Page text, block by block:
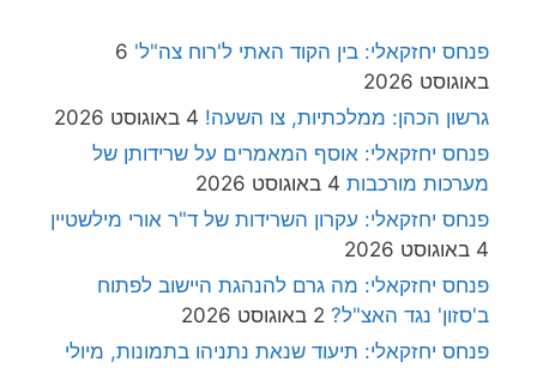
פנחס יחזקאלי: בין הקוד האתי ל'רוח צה"ל' 6
באוגוסט 2026
גרשון הכהן: ממלכתיות, צו השעה! 4 באוגוסט 2026
פנחס יחזקאלי: אוסף המאמרים על שרידותן של
מערכות מורכבות 4 באוגוסט 2026
פנחס יחזקאלי: עקרון השרידות של ד"ר אורי מילשטיין
4 באוגוסט 2026
פנחס יחזקאלי: מה גרם להנהגת היישוב לפתוח
ב'סזון' נגד האצ"ל? 2 באוגוסט 2026
פנחס יחזקאלי: תיעוד שנאת נתניהו בתמונות, מיולי